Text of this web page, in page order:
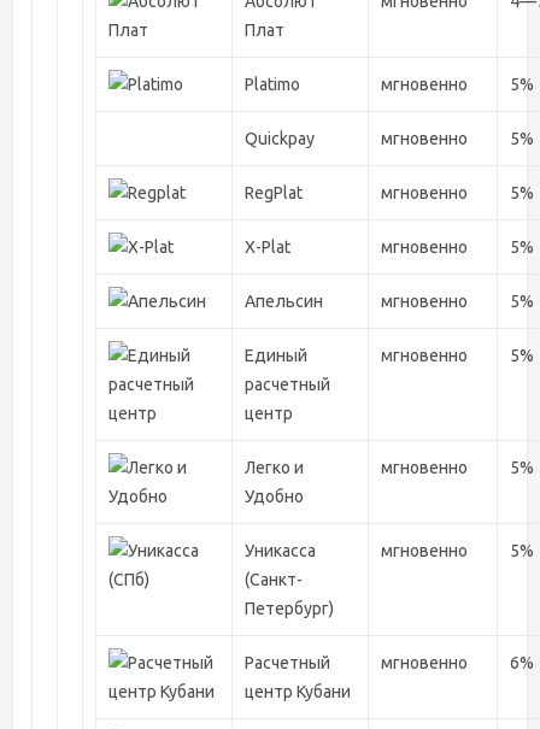
Плат
Platimo мгновенно 5%
Quickpay мгновенно 5%
RegPlat мгновенно 5%
X-Plat мгновенно 5%
Апельсин мгновенно 5%
Единый
расчетный
центр
мгновенно 5%
Легко и
Удобно
мгновенно 5%
Уникасса
(Санкт-
Петербург)
мгновенно 5%
Расчетный
центр Кубани
мгновенно 6%